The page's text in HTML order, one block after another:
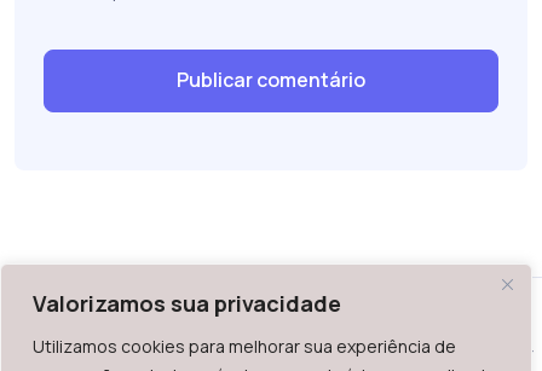
Valorizamos sua privacidade
Utilizamos cookies para melhorar sua experiência de
WAZ - Av. do Contorno 2939, lojas 1 a 7, Belo Horizonte, MG -